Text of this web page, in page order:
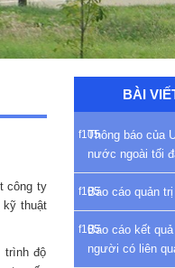
công ty
thuật
trình độ
BÀI
Thông báo của
nước ngoài tối
Báo cáo quản
Báo cáo kết
người có liên